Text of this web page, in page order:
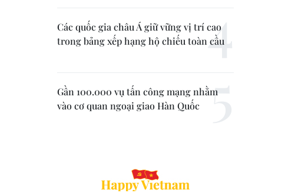
Các quốc gia châu Á giữ vững vị trí cao
trong bảng xếp hạng hộ chiếu toàn cầu
Gần 100.000 vụ tấn công mạng nhằm
vào cơ quan ngoại giao Hàn Quốc